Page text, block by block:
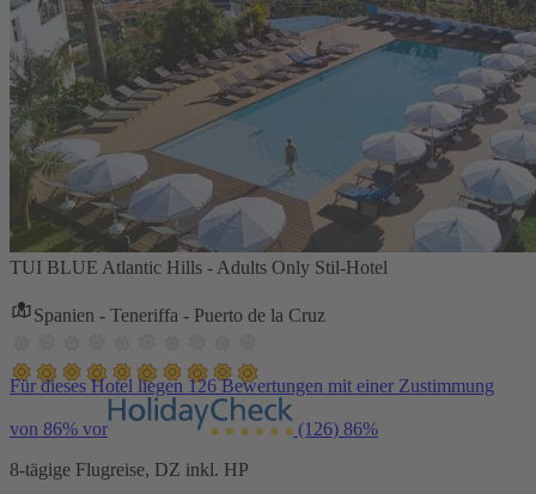
TUI BLUE Atlantic Hills - Adults Only Stil-Hotel
Spanien - Teneriffa - Puerto de la Cruz
Für dieses Hotel liegen 126 Bewertungen mit einer Zustimmung
von 86% vor (126) 86%
8-tägige Flugreise, DZ inkl. HP